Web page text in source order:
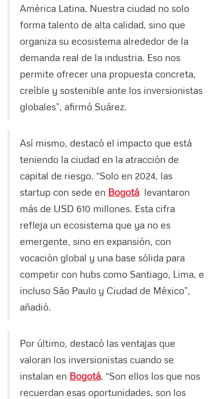
América Latina. Nuestra ciudad no solo
forma talento de alta calidad, sino que
organiza su ecosistema alrededor de la
demanda real de la industria. Eso nos
permite ofrecer una propuesta concreta,
creíble y sostenible ante los inversionistas
globales”, afirmó Suárez.
Así mismo, destacó el impacto que está
teniendo la ciudad en la atracción de
capital de riesgo. “Solo en 2024, las
startup con sede en Bogotá levantaron
más de USD 610 millones. Esta cifra
refleja un ecosistema que ya no es
emergente, sino en expansión, con
vocación global y una base sólida para
competir con hubs como Santiago, Lima, e
incluso São Paulo y Ciudad de México”,
añadió.
Por último, destacó las ventajas que
valoran los inversionistas cuando se
instalan en Bogotá. “Son ellos los que nos
recuerdan esas oportunidades, son los